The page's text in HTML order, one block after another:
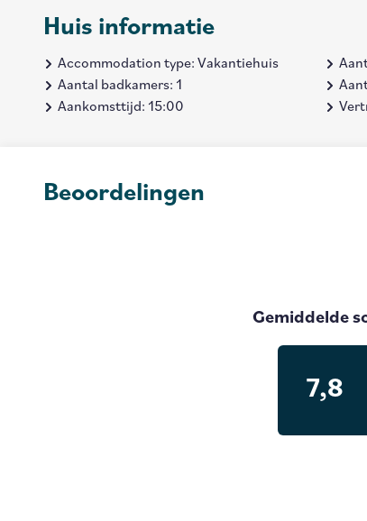
Huis informatie
Accommodation type: Vakantiehuis
Aantal badkamers: 1
Aankomsttijd: 15:00
Beoordelingen
Gemiddelde
7,8